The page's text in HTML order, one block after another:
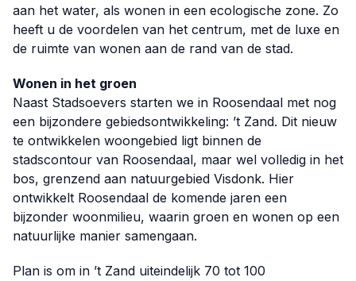
aan het water, als wonen in een ecologische zone. Zo
heeft u de voordelen van het centrum, met de luxe en
de ruimte van wonen aan de rand van de stad.
Wonen in het groen
Naast Stadsoevers starten we in Roosendaal met nog
een bijzondere gebiedsontwikkeling: ’t Zand. Dit nieuw
te ontwikkelen woongebied ligt binnen de
stadscontour van Roosendaal, maar wel volledig in het
bos, grenzend aan natuurgebied Visdonk. Hier
ontwikkelt Roosendaal de komende jaren een
bijzonder woonmilieu, waarin groen en wonen op een
natuurlijke manier samengaan.
Plan is om in ’t Zand uiteindelijk 70 tot 100